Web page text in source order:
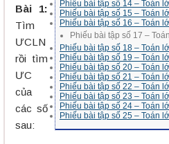
Phiếu bài tập số 14 – Toán
Phiếu bài tập số 15 – Toán
Phiếu bài tập số 16 – Toán
Phiếu bài tập số 17 –
Phiếu bài tập số 18 – Toán
Phiếu bài tập số 19 – Toán
Phiếu bài tập số 20 – Toán
Phiếu bài tập số 21 – Toán
Phiếu bài tập số 22 – Toán
Phiếu bài tập số 23 – Toán
Phiếu bài tập số 24 – Toán
Phiếu bài tập số 25 – Toán
Bài 1:
Tìm
ƯCLN
rồi tìm
ƯC
của
các số
sau: